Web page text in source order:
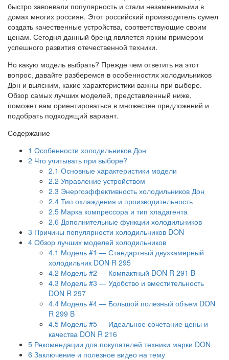
быстро завоевали популярность и стали незаменимыми в
домах многих россиян. Этот российский производитель сумел
создать качественные устройства, соответствующие своим
ценам. Сегодня данный бренд является ярким примером
успешного развития отечественной техники.
Но какую модель выбрать? Прежде чем ответить на этот
вопрос, давайте разберемся в особенностях холодильников
Дон и выясним, какие характеристики важны при выборе.
Обзор самых лучших моделей, представленный ниже,
поможет вам ориентироваться в множестве предложений и
подобрать подходящий вариант.
Содержание
1 Особенности холодильников Дон
2 Что учитывать при выборе?
2.1 Основные характеристики модели
2.2 Управление устройством
2.3 Энергоэффективность холодильников Дон
2.4 Тип охлаждения и производительность
2.5 Марка компрессора и тип хладагента
2.6 Дополнительные функции холодильников
3 Причины популярности холодильников DON
4 Обзор лучших моделей холодильников
4.1 Модель #1 — Стандартный двухкамерный
холодильник DON R 295
4.2 Модель #2 — Компактный DON R 291 B
4.3 Модель #3 — Удобство и вместительность
DON R 297
4.4 Модель #4 — Большой полезный объем DON
R 299 B
4.5 Модель #5 — Идеальное сочетание цены и
качества DON R 216
5 Рекомендации для покупателей техники марки DON
6 Заключение и полезное видео на тему